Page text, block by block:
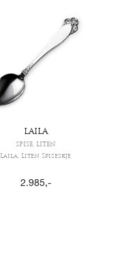
LAILA
SPISE, LITEN
Laila, Liten Spiseskje
2.985,-